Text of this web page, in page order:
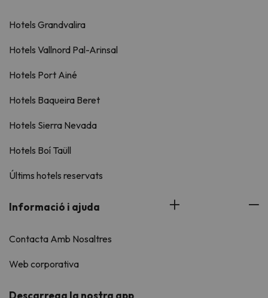
Hotels Grandvalira
Hotels Vallnord Pal-Arinsal
Hotels Port Ainé
Hotels Baqueira Beret
Hotels Sierra Nevada
Hotels Boí Taüll
Últims hotels reservats
Informació i ajuda
Contacta Amb Nosaltres
Web corporativa